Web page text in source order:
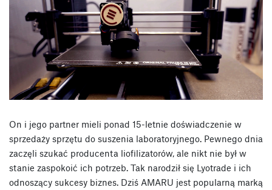
On i jego partner mieli ponad 15-letnie doświadczenie w
sprzedaży sprzętu do suszenia laboratoryjnego. Pewnego dnia
zaczęli szukać producenta liofilizatorów, ale nikt nie był w
stanie zaspokoić ich potrzeb. Tak narodził się Lyotrade i ich
odnoszący sukcesy biznes. Dziś AMARU jest popularną marką